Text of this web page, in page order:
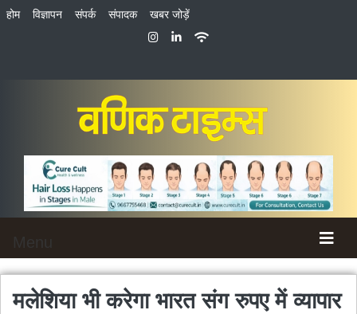
होम विज्ञापन संपर्क संपादक खबर जोड़ें
मलेशिया भी करेगा भारत संग रुपए में व्यापार